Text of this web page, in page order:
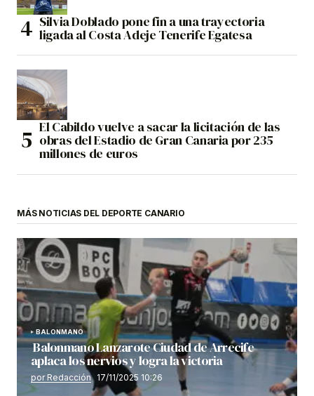
Silvia Doblado pone fin a una trayectoria
ligada al Costa Adeje Tenerife Egatesa
El Cabildo vuelve a sacar la licitación de las
obras del Estadio de Gran Canaria por 235
millones de euros
MÁS NOTICIAS DEL DEPORTE CANARIO
BALONMANO
Balonmano Lanzarote Ciudad de Arrecife
aplaca los nervios y logra la victoria
por Redacción 17/11/2025 10:26